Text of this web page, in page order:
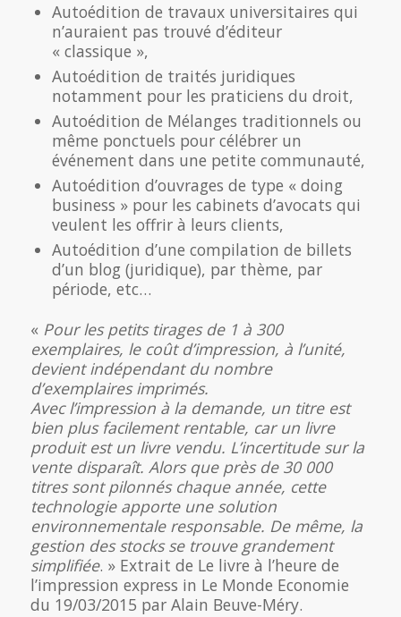
Autoédition de travaux universitaires qui
n’auraient pas trouvé d’éditeur
« classique »,
Autoédition de traités juridiques
notamment pour les praticiens du droit,
Autoédition de Mélanges traditionnels ou
même ponctuels pour célébrer un
événement dans une petite communauté,
Autoédition d’ouvrages de type « doing
business » pour les cabinets d’avocats qui
veulent les offrir à leurs clients,
Autoédition d’une compilation de billets
d’un blog (juridique), par thème, par
période, etc…
« Pour les petits tirages de 1 à 300
exemplaires, le coût d’impression, à l’unité,
devient indépendant du nombre
d’exemplaires imprimés.
Avec l’impression à la demande, un titre est
bien plus facilement rentable, car un livre
produit est un livre vendu. L’incertitude sur la
vente disparaît. Alors que près de 30 000
titres sont pilonnés chaque année, cette
technologie apporte une solution
environnementale responsable. De même, la
gestion des stocks se trouve grandement
simplifiée. » Extrait de Le livre à l’heure de
l’impression express in Le Monde Economie
du 19/03/2015 par Alain Beuve-Méry.